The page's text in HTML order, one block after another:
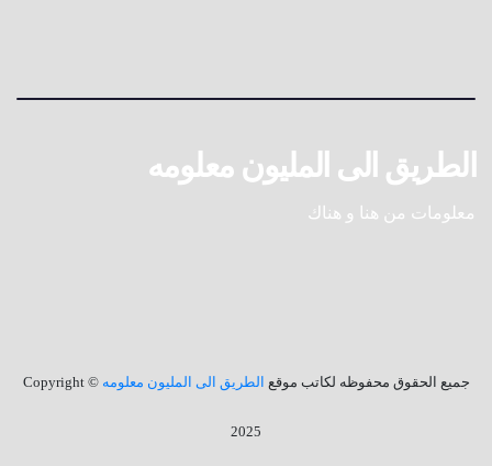
الطريق الى المليون معلومه
معلومات من هنا و هناك
جميع الحقوق محفوظه لكاتب موقع الطريق الى المليون معلومه © Copyright
2025